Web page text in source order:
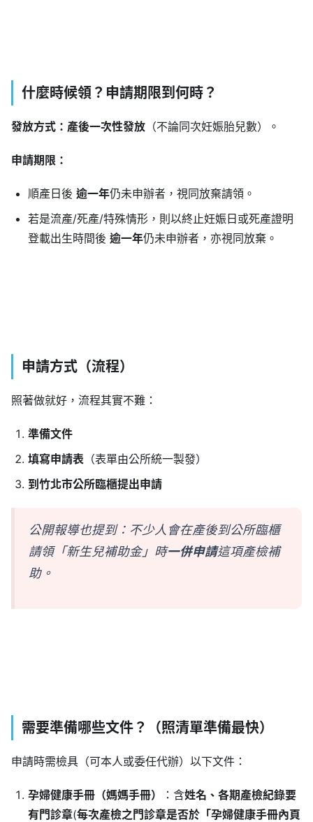
什麼時候領？申請期限到何時？
發放方式：產後一次性發放 （不論同次妊娠胎兒數）。
申請期限：
順產日後 逾一年仍未申辦者，視同放棄請領。
若是流產/死產/特殊情形，則以終止妊娠日或死產證明
登載出生時間後 逾一年仍未申辦者，亦視同放棄。
申請方式（流程）
照著做就好，流程其實不難：
準備文件
填寫申請表 （表單由公所統一製發）
到竹北市公所臨櫃提出申請
公開報導也提到：不少人會在產後到公所臨櫃
請領「新生兒補助金」時一併申請這項產檢補
助。
需要準備哪些文件？（照清單準備最快）
申請時需檢具（可本人或委任代辦）以下文件：
孕婦健康手冊（媽媽手冊） ：含姓名、各期產檢紀錄要
有門診章(每次產檢之門診章是否於「孕婦健康手冊內頁